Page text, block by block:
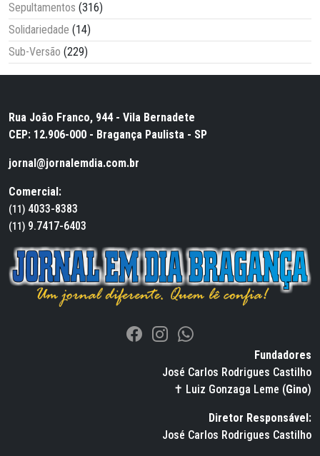
Sepultamentos (316)
Solidariedade (14)
Sub-Versão (229)
Rua João Franco, 944 - Vila Bernadete
CEP: 12.906-000 - Bragança Paulista - SP
jornal@jornalemdia.com.br
Comercial:
(11) 4033-8383
(11) 9.7417-6403
Fundadores
José Carlos Rodrigues Castilho
✝ Luiz Gonzaga Leme (Gino)
Diretor Responsável:
José Carlos Rodrigues Castilho